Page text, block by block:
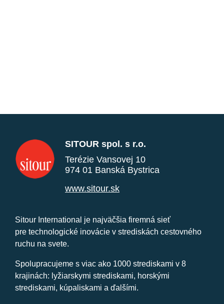
SITOUR spol. s r.o.
Terézie Vansovej 10
974 01 Banská Bystrica
www.sitour.sk
Sitour International je najväčšia firemná sieť
pre technologické inovácie v strediskách cestovného
ruchu na svete.
Spolupracujeme s viac ako 1000 strediskami v 8
krajinách: lyžiarskymi strediskami, horskými
strediskami, kúpaliskami a ďalšími.